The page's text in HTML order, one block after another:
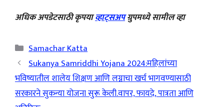
अधिक अपडेटसाठी कृपयाव्हाट्सअपग्रुपमध्ये सामील व्हा
Categories
Samachar Katta
Sukanya Samriddhi Yojana 2024:महिलांच्या
भविष्यातील शालेय शिक्षण आणि लग्नाचा खर्च भागवण्यासाठी
सरकारने सुकन्या योजना सुरू केली.वापर, फायदे, पात्रता आणि